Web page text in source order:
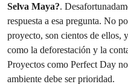
Selva Maya?.
respuesta a esa pregunta. No
proyecto, son cientos de ellos,
como la deforestación y la
Proyectos como Perfect Day
ambiente debe ser prioridad.